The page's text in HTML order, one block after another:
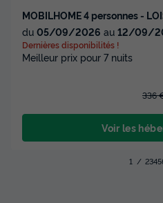
MOBILHOME 4 personnes -
du 05/09/2026 au 12/09/
Meilleur prix pour 7 nuits
Dernières disponibilités !
336
Voir les
1 2345